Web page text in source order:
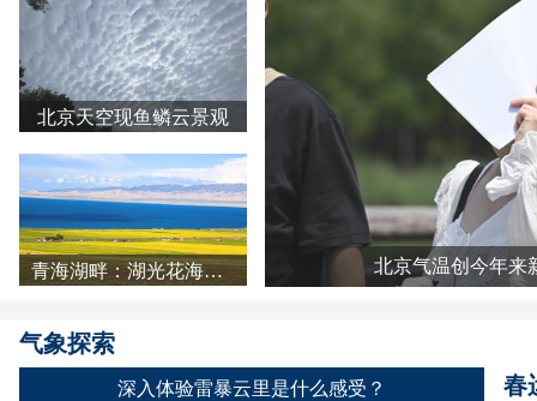
北京天空现鱼鳞云景观
青海湖畔：湖光花海长云 天地铺成明亮画卷 北京气温创今年来
气象探索
深入体验雷暴云里是什么感受？ 春